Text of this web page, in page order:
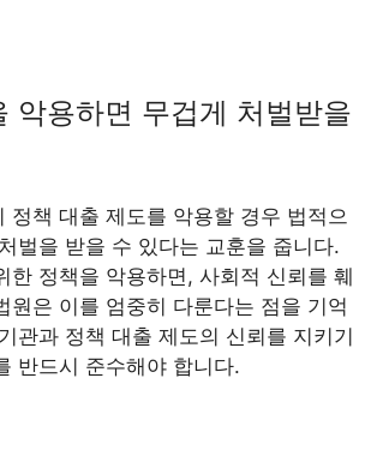
악용하면 무겁게 처벌받을
정책 대출 제도를 악용할 경우 법적으
벌을 받을 수 있다는 교훈을 줍니다.
한 정책을 악용하면, 사회적 신뢰를 훼
원은 이를 엄중히 다룬다는 점을 기억
관과 정책 대출 제도의 신뢰를 지키기
반드시 준수해야 합니다.